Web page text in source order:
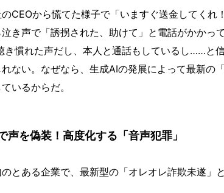
CEOから慌てた様子で「いますぐ送金してくれ
き声で「誘拐された、助けて」と電話がかかっ
き慣れた声だし、本人と通話もしているし……と
ない。なぜなら、生成AIの発展によって最新の
いるからだ。
声を偽装！高度化する「音声犯罪」
とある企業で、最新型の「オレオレ詐欺未遂」